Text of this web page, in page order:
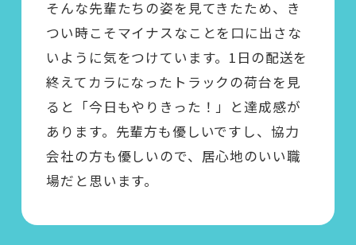
そんな先輩たちの姿を見てきたため、き
つい時こそマイナスなことを口に出さな
いように気をつけています。1日の配送を
終えてカラになったトラックの荷台を見
ると「今日もやりきった！」と達成感が
あります。先輩方も優しいですし、協力
会社の方も優しいので、居心地のいい職
場だと思います。